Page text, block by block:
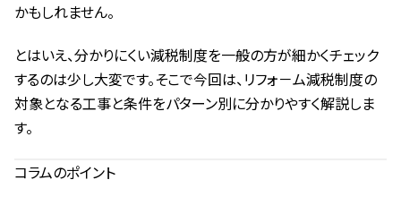
かもしれません。
とはいえ、分かりにくい減税制度を一般の方が細かくチェック
するのは少し大変です。そこで今回は、リフォ－ム減税制度の
対象となる工事と条件をパターン別に分かりやすく解説しま
す。
コラムのポイント